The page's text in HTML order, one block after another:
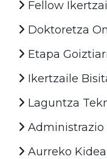
Fellow
Doktoretza
Etapa
Ikertzaile
Laguntza
Aurreko